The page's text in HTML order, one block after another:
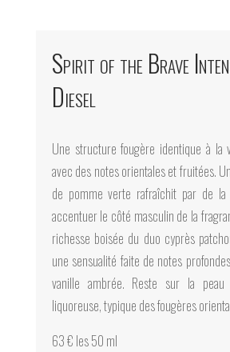
Spirit of the Brave
Diesel
Une structure fougère identique à la
avec des notes orientales et fruitées.
de pomme verte rafraîchit par de la
accentuer le côté masculin de la
richesse boisée du duo cyprès
une sensualité faite de notes
vanille ambrée. Reste sur la peau
liquoreuse, typique des fougères
63 € les 50 ml